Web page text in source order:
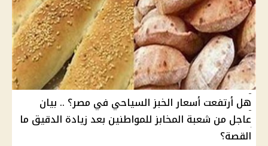
هل أرتفعت أسعار الخبز السياحي في مصر؟ .. بيان
عاجل من شعبة المخابز للمواطنين بعد زيادة الدقيق ما
القصة؟